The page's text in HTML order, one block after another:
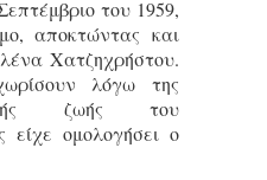
του 1959,
αποκτώντας και
Χατζηχρήστου.
λόγω της
ζωής του
είχε ομολογήσει ο